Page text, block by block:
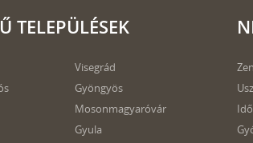
TELEPÜLÉSEK
Visegrád
Gyöngyös
Mosonmagyaróvár
Gyula